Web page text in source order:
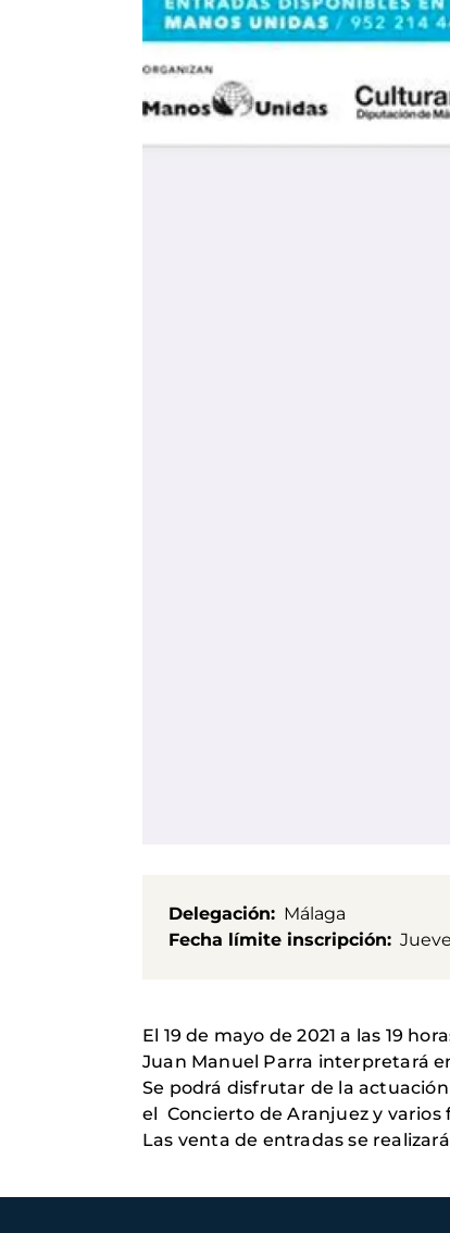
Delegación
Málaga
Fecha límite inscripción
El 19 de mayo de 2021 a las 19
Juan Manuel Parra interpretará
Se podrá disfrutar de la
el Concierto de Aranjuez y varios
Las venta de entradas se